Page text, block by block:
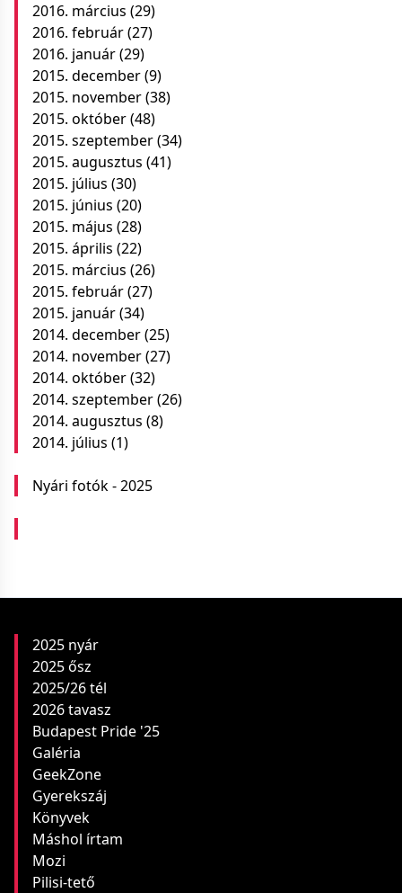
2016. március (29)
2016. február(27)
2016. január(29)
2015. december(9)
2015. november(38)
2015. október(48)
2015. szeptember(34)
2015. augusztus (41)
2015. július (30)
2015. június (20)
2015. május (28)
2015. április (22)
2015. március (26)
2015. február(27)
2015. január(34)
2014. december(25)
2014. november(27)
2014. október(32)
2014. szeptember(26)
2014. augusztus (8)
2014. július (1)
Nyári fotók - 2025
2025 nyár
2025 ősz
2025/26 tél
2026 tavasz
Budapest Pride '25
Galéria
GeekZone
Gyerekszáj
Könyvek
Máshol írtam
Mozi
Pilisi-tető